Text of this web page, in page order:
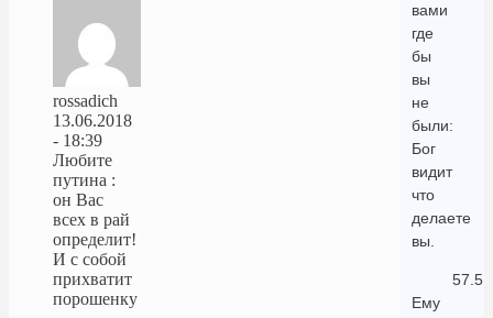
вами
где
бы
вы
не
были:
Бог
видит
что
делаете
вы.
57.5
Ему
rossadich
13.06.2018
- 18:39
Любите
путина :
он Вас
всех в рай
определит!
И с собой
прихватит
порошенку